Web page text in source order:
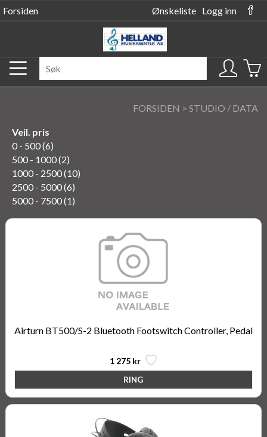
Forsiden Ønskeliste Logg inn
FORSIDEN > STUDIO / DATA
Veil. pris
0 - 500 (6)
500 - 1000 (2)
1000 - 2500 (10)
2500 - 5000 (6)
5000 - 7500 (1)
Airturn BT500/S-2 Bluetooth Footswitch Controller, Pedal
1 275 kr